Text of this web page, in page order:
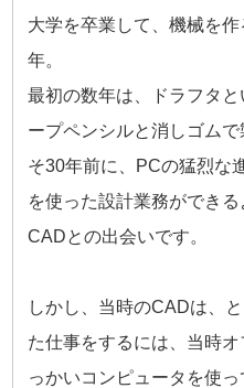
大学を卒業して、機械を
年。
最初の数年は、ドラフタ
ープペンシルと消しゴムで
そ30年前に、PCの猛烈な
を使った設計業務ができる
CADとの出会いです。
しかし、当時のCADは、
た仕事をするには、当時オ
っかいコンピュータを使っ